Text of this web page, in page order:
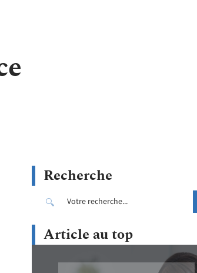
Recherche
Article au top